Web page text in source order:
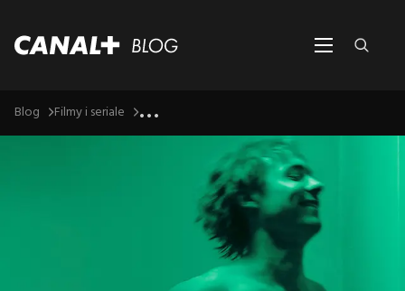
Blog Filmy i seriale ...